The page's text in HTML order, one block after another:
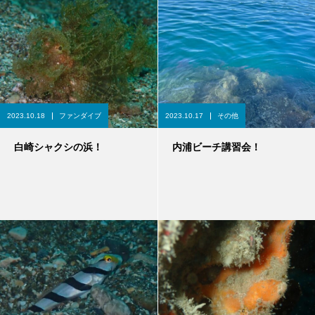
2023.10.18 ファンダイブ
白崎シャクシの浜！
2023.10.17 その他
内浦ビーチ講習会！